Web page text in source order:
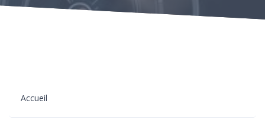
Accueil